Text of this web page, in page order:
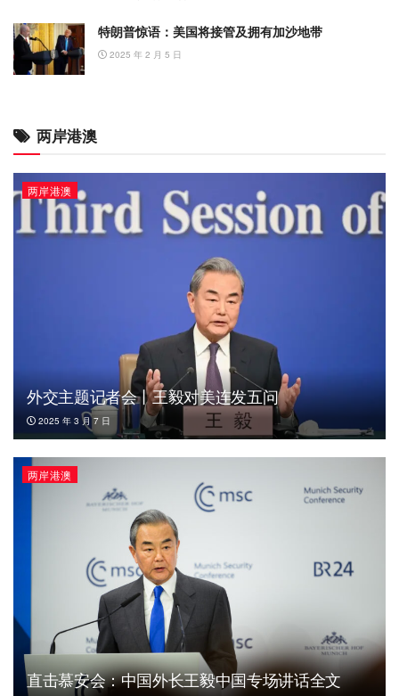
特朗普惊语：美国将接管及拥有加沙地带
2025 年 2 月 5 日
两岸港澳
两岸港澳
外交主题记者会丨王毅对美连发五问
2025 年 3 月 7 日
两岸港澳
直击慕安会：中国外长王毅中国专场讲话全文